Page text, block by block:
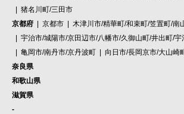
猪名川町/三田市
京都府
京都市
木津川市/精華町/和束町/笠置町/南
宇治市/城陽市/京田辺市/八幡市/久御山町/井出町/宇
亀岡市/南丹市/京丹波町
向日市/長岡京市/大山崎
奈良県
和歌山県
滋賀県
-